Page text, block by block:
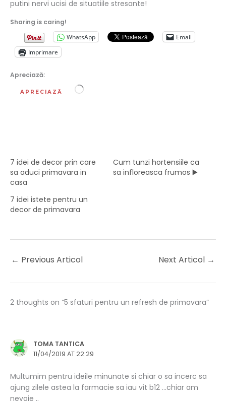
putini nervi ucisi de situatiile stresante!
Sharing is caring!
WhatsApp
Email
Imprimare
Apreciază:
APRECIAZĂ Încarc...
7 idei de decor prin care
sa aduci primavara in
casa
Cum tunzi hortensiile ca
sa infloreasca frumos ▶️
7 idei istete pentru un
decor de primavara
← Previous Articol Next Articol →
2 thoughts on “5 sfaturi pentru un refresh de primavara”
TOMA TANTICA
11/04/2019 AT 22:29
Multumim pentru ideile minunate si chiar o sa incerc sa
ajung zilele astea la farmacie sa iau vit b12 …chiar am
nevoie ..